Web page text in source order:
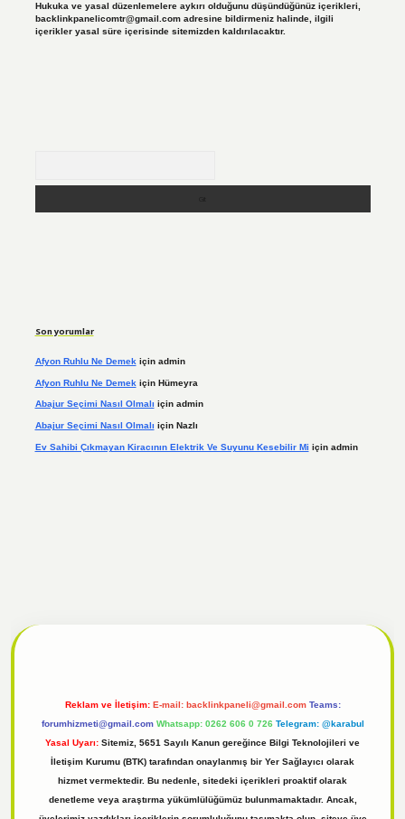
Hukuka ve yasal düzenlemelere aykırı olduğunu düşündüğünüz içerikleri,
backlinkpanelicomtr@gmail.comadresine bildirmeniz halinde, ilgili
içerikler yasal süre içerisinde sitemizden kaldırılacaktır.
Son yorumlar
Afyon Ruhlu Ne Demek için admin
Afyon Ruhlu Ne Demek için Hümeyra
Abajur Seçimi Nasıl Olmalı için admin
Abajur Seçimi Nasıl Olmalı için Nazlı
Ev Sahibi Çıkmayan Kiracının Elektrik Ve Suyunu Kesebilir Mi için admin
Reklam ve İletişim: E-mail: backlinkpaneli@gmail.com Teams:
forumhizmeti@gmail.com Whatsapp: 0262 606 0 726 Telegram: @karabul
Yasal Uyarı: Sitemiz, 5651 Sayılı Kanun gereğince Bilgi Teknolojileri ve
İletişim Kurumu (BTK) tarafından onaylanmış bir Yer Sağlayıcı olarak
hizmet vermektedir. Bu nedenle, sitedeki içerikleri proaktif olarak
denetleme veya araştırma yükümlülüğümüz bulunmamaktadır. Ancak,